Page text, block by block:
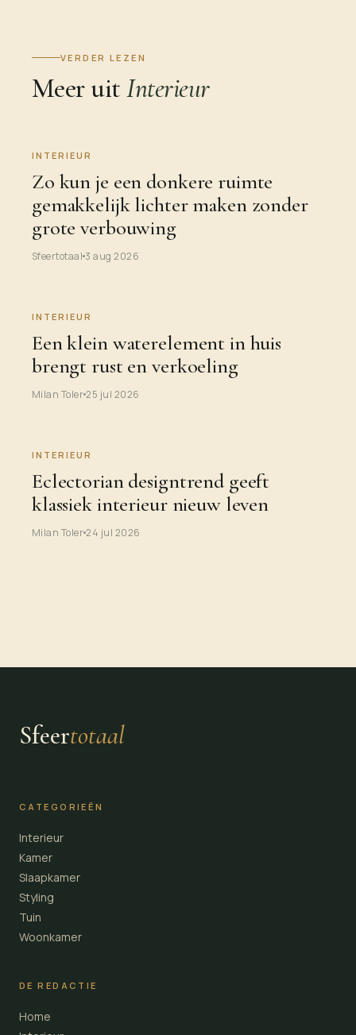
VERDER LEZEN
Meer uitInterieur
INTERIEUR
Zo kun je een donkere ruimte
gemakkelijk lichter maken zonder
grote verbouwing
Sfeertotaal3 aug 2026
INTERIEUR
Een klein waterelement in huis
brengt rust en verkoeling
Milan Toler25 jul 2026
INTERIEUR
Eclectorian designtrend geeft
klassiek interieur nieuw leven
Milan Toler24 jul 2026
Sfeertotaal
CATEGORIEËN
Interieur
Kamer
Slaapkamer
Styling
Tuin
Woonkamer
DE REDACTIE
Home